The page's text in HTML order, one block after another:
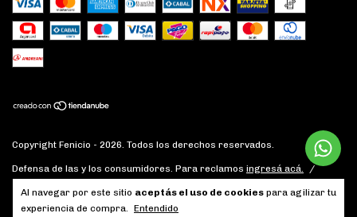
Al navegar por este sitio aceptás el uso de cookies para agilizar tu
experiencia de compra. Entendido
Copyright Fenicio - 2026. Todos los derechos reservados.
Defensa de las y los consumidores. Para reclamos ingresá acá.
/
Botón de arrepentimiento